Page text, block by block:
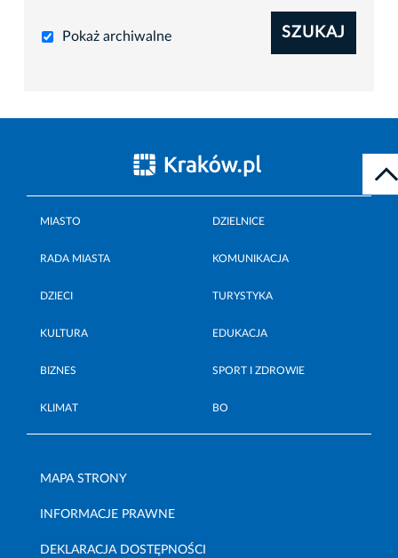
Pokaż archiwalne SZUKAJ
MIASTO DZIELNICE
RADA MIASTA KOMUNIKACJA
DZIECI TURYSTYKA
KULTURA EDUKACJA
BIZNES SPORT I ZDROWIE
KLIMAT BO
MAPA STRONY
INFORMACJE PRAWNE
DEKLARACJA DOSTĘPNOŚCI